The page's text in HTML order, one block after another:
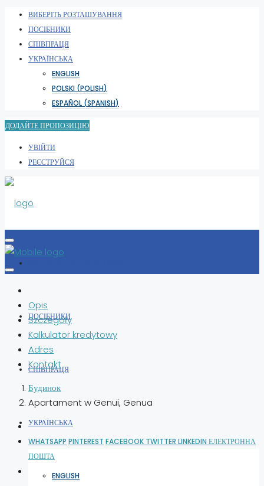
ВИБЕРІТЬ РОЗТАШУВАННЯ
ПОСІБНИКИ
СПІВПРАЦЯ
УКРАЇНСЬКА
ENGLISH
POLSKI (POLISH)
ESPAÑOL (SPANISH)
ДОДАЙТЕ ПРОПОЗИЦІЮ
УВІЙТИ
РЕЄСТРУЙСЯ
ПОСІБНИКИ
СПІВПРАЦЯ
УКРАЇНСЬКА
ENGLISH
Opis
Szczegóły
Kalkulator kredytowy
Adres
Kontakt
Будинок
Apartament w Genui, Genua
WHATSAPP PINTEREST FACEBOOK TWITTER LINKEDIN ЕЛЕКТРОННА
ПОШТА